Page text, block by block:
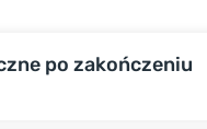
po zakończeniu